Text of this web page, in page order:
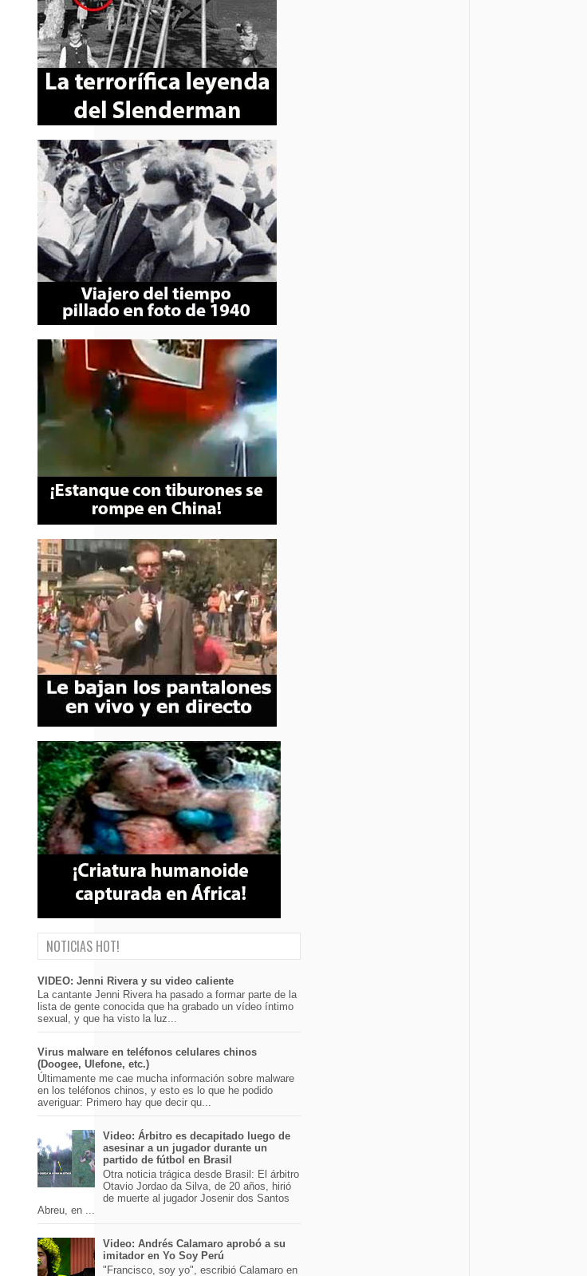
NOTICIAS HOT!
VIDEO: Jenni Rivera y su video caliente
La cantante Jenni Rivera ha pasado a formar parte de la
lista de gente conocida que ha grabado un vídeo íntimo
sexual, y que ha visto la luz...
Virus malware en teléfonos celulares chinos
(Doogee, Ulefone, etc.)
Últimamente me cae mucha información sobre malware
en los teléfonos chinos, y esto es lo que he podido
averiguar: Primero hay que decir qu...
Video: Árbitro es decapitado luego de
asesinar a un jugador durante un
partido de fútbol en Brasil
Otra noticia trágica desde Brasil: El árbitro
Otavio Jordao da Silva, de 20 años, hirió
de muerte al jugador Josenir dos Santos
Abreu, en ...
Video: Andrés Calamaro aprobó a su
imitador en Yo Soy Perú
"Francisco, soy yo", escribió Calamaro en